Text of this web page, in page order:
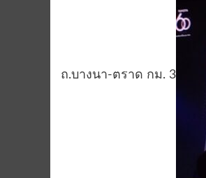
ถ.บางนา-ตราด กม. 3